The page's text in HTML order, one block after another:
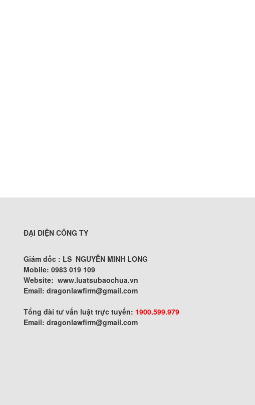
ĐẠI DIỆN CÔNG TY
Giám đốc : LS NGUYỄN MINH LONG
Mobile: 0983 019 109
Website: www.luatsubaochua.vn
Email: dragonlawfirm@gmail.com
Tổng đài tư vấn luật trực tuyến: 1900.599.979
Email: dragonlawfirm@gmail.com